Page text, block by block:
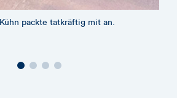
packte tatkräftig mit an.